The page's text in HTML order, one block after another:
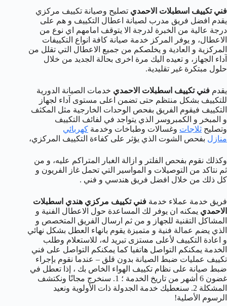
فني تكييف اسطبلات الاحمدي تصليح وصيانة تكييف مركزي
يقدم افضل فريق مدرب لصيانة اعطال التكييف و هم على
درجة عالية من الخبرة لدرجة الا يتوقف امامهم اي نوع من
الاعطال، و يوفر المركز خدمة صيانة كافة انواع التكييفات
المركزية و العادية و يخلصكم من جميع الاعطال التي تقلل من
آداء الجهاز، و تعيده اليك مرة اخرى بحالة الجديد من خلال
حلول مبتكرة غير تقليدية.
يقدم فني تكييف اسطبلات الاحمدي خدمات الصيانة الدورية
للتكييف بشكل منتظم حتى تضمن اعلى مستوى آداء لجهاز
التكييف فيقوم الفريق بفحص الوحدات الخارجية مثل المكثف
و المبخر و الكمبروسر الذي يتواجد في لفائف التكييف
وتصليح ثلاجات وغسالات وطباخات وخدمة كهربائي
منازل بفحص الشوت الذي يؤثر على كفاءة التكييف المركزي،
وكذلك نقوم بفحص الفلتر و ازالة الغبار المتراكم عليه، و من
ثم نتاكد من التوصيلات و المواسير التي تحمل غاز الفريون و
كل ذلك من خلال افضل فريق هندسي و فني .
فريق خدمة عملاء خدمة فني تكييف مركزي هندي اسطبلات
الاحمدي يمكنه ان يوفر لك المساعدة حول الاعطال الفنية و
المشاكل التقنية للجهاز و من ثم ارسال الفريق المتخصص و
الذي يضم عمالة فنية و متميزة يقوم بانهاء العطل بشكل نهائي
و اعادة التكييف لأعلى مستزى تبريد له، للاستعلام وطلب
الخدمة يمكنكم التواصل هاتفيا كما يمكنكم التواصل على فني
تكييف عمليات ضبط الصيانة بدون قلق – عندما نقوم بإجراء
ضبط صيانة على نظام تكييف الهواء الخاص بك ، إذا تعطل في
غضون 6 أشهر من تاريخ الخدمة ؛ 1. سنخرج مجانًا ونكتشف
المشكلة 2. سنعطيك خدمة الجدولة ذات الأولوية ونعيد
الرسوم الأصلية!